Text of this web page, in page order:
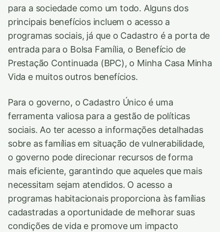
para a sociedade como um todo. Alguns dos
principais benefícios incluem o acesso a
programas sociais, já que o Cadastro é a porta de
entrada para o Bolsa Família, o Benefício de
Prestação Continuada (BPC), o Minha Casa Minha
Vida e muitos outros benefícios.
Para o governo, o Cadastro Único é uma
ferramenta valiosa para a gestão de políticas
sociais. Ao ter acesso a informações detalhadas
sobre as famílias em situação de vulnerabilidade,
o governo pode direcionar recursos de forma
mais eficiente, garantindo que aqueles que mais
necessitam sejam atendidos. O acesso a
programas habitacionais proporciona às famílias
cadastradas a oportunidade de melhorar suas
condições de vida e promove um impacto